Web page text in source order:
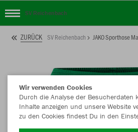
SV Reichenbach
ZURÜCK SV Reichenbach JAKO Sporthose
Wir verwenden Cookies
Durch die Analyse der Besucherdaten
Inhalte anzeigen und unsere Website
zu den Cookies findest Du in den